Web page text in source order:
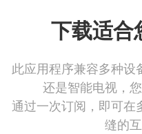
下载适合
此应用程序兼容多种设
还是智能电视，
通过一次订阅，即可在
缝的